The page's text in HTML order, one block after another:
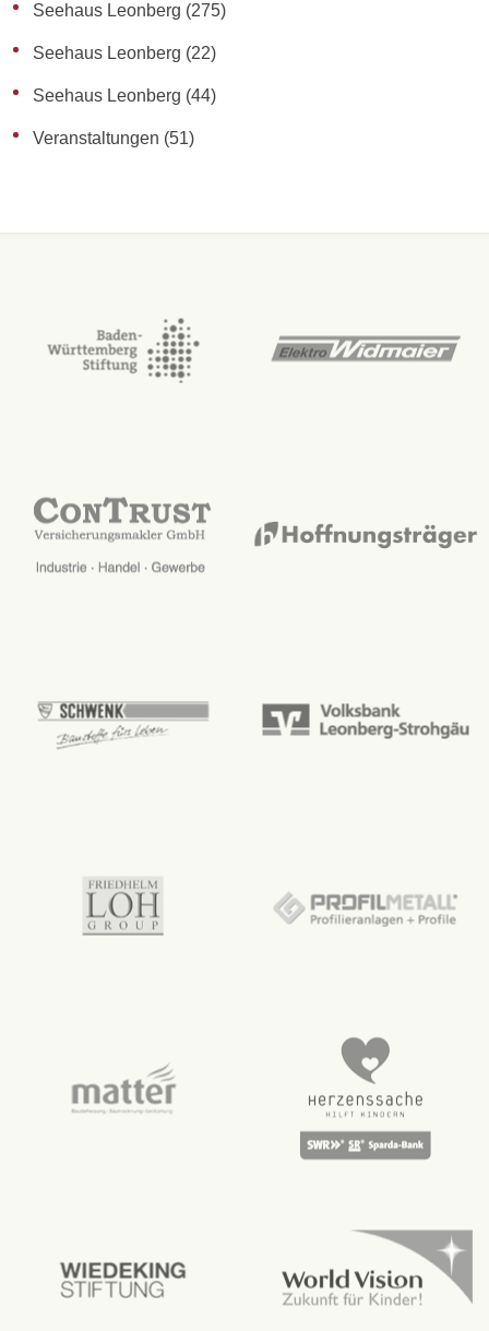
Seehaus Leonberg (275)
Seehaus Leonberg (22)
Seehaus Leonberg (44)
Veranstaltungen (51)